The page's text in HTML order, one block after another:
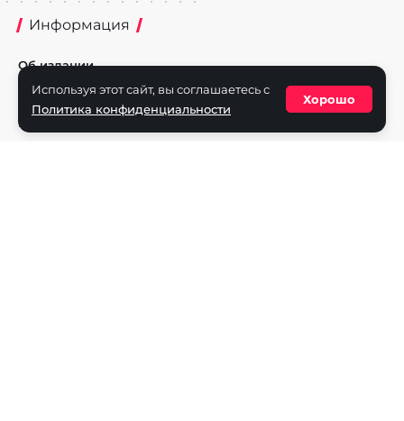
Информация
Об издании
Реклама на портале
Политика конфиденциальности
Используя этот сайт, вы соглашаетесь с
Политика конфиденциальности
Хорошо